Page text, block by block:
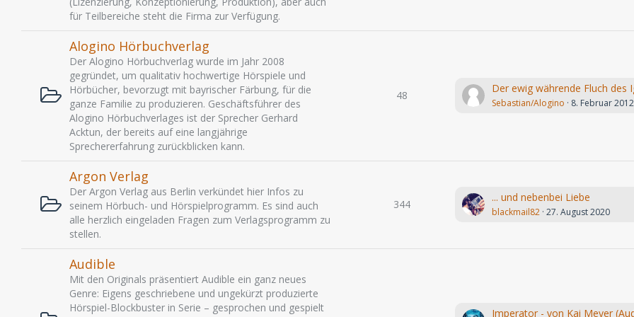
für Teilbereiche steht die Firma zur Verfügung.
Alogino Hörbuchverlag
Der Alogino Hörbuchverlag wurde im Jahr 2008
gegründet, um qualitativ hochwertige Hörspiele und
Hörbücher, bevorzugt mit bayrischer Färbung, für die
ganze Familie zu produzieren. Geschäftsführer des
Alogino Hörbuchverlages ist der Sprecher Gerhard
Acktun, der bereits auf eine langjährige
Sprechererfahrung zurückblicken kann.
48
Sebastian/Alogino 8. Februar 2012
Argon Verlag
Der Argon Verlag aus Berlin verkündet hier Infos zu
seinem Hörbuch- und Hörspielprogramm. Es sind auch
alle herzlich eingeladen Fragen zum Verlagsprogramm zu
stellen.
344
... und nebenbei Liebe
blackmail82 27. August 2020
Audible
Mit den Originals präsentiert Audible ein ganz neues
Genre: Eigens geschriebene und ungekürzt produzierte
Hörspiel-Blockbuster in Serie – gesprochen und gespielt
Imperator - von Kai Meyer